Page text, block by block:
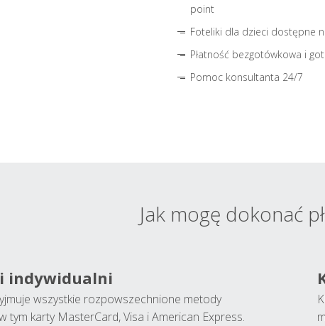
point
Foteliki dla dzieci dostępne
Płatność bezgotówkowa i
Pomoc konsultanta 24/7
Jak mogę dokonać
indywidualni
wszystkie rozpowszechnione metody
tym karty MasterCard, Visa i American Express.